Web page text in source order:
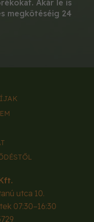
Akár le is
megkötéséig 24
utca 10.
07:30–16:30